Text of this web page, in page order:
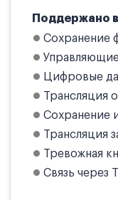
Поддержано
Сохранение
Цифровые
Трансляция
Сохранение
Трансляция
Тревожная
Связь через